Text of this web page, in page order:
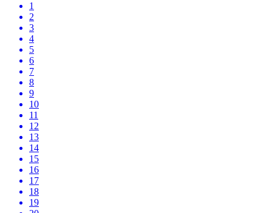
1
2
3
4
5
6
7
8
9
10
11
12
13
14
15
16
17
18
19